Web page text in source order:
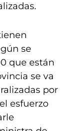
se
que están
se va
por
esfuerzo